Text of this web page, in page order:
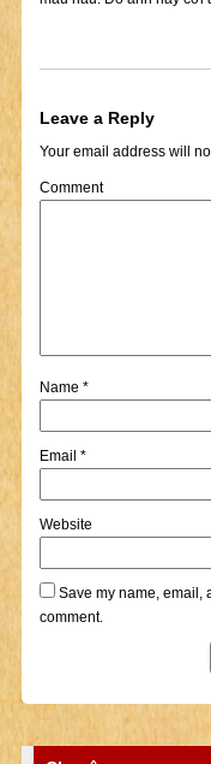
Leave a Reply
Your email address will
Comment
Name *
Email *
Website
Save my name, email,
comment.